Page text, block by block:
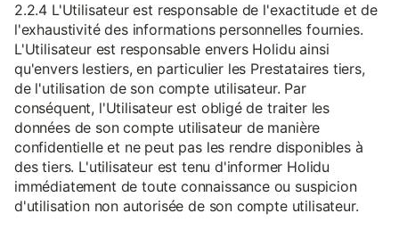
2.2.4 L'Utilisateur est responsable de l'exactitude et de
l'exhaustivité des informations personnelles fournies.
L'Utilisateur est responsable envers Holidu ainsi
qu'envers lestiers, en particulier les Prestataires tiers,
de l'utilisation de son compte utilisateur. Par
conséquent, l'Utilisateur est obligé de traiter les
données de son compte utilisateur de manière
confidentielle et ne peut pas les rendre disponibles à
des tiers. L'utilisateur est tenu d'informer Holidu
immédiatement de toute connaissance ou suspicion
d'utilisation non autorisée de son compte utilisateur.